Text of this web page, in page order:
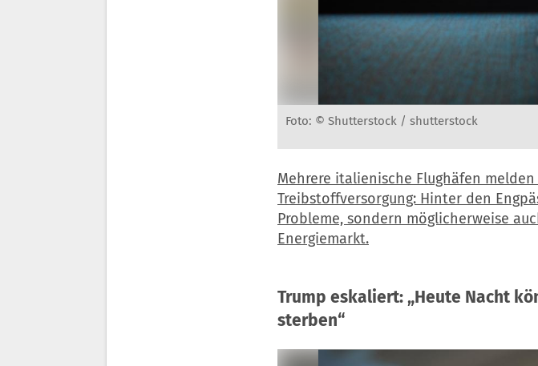
Foto: © Shutterstock / shutterstock
Mehrere italienische Flughäfen
Treibstoffversorgung: Hinter den
Probleme, sondern möglicherweise
Energiemarkt.
Trump eskaliert: „Heute Nacht
sterben“